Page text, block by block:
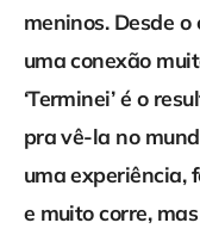
meninos. Desde
uma conexão
‘Terminei’ é o
pra vê-la no
uma experiência,
e muito corre,